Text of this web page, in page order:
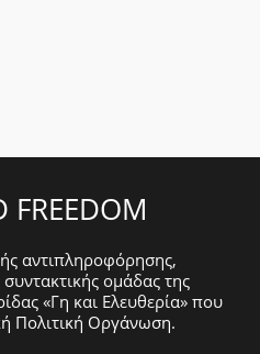
FREEDOM
αντιπληροφόρησης,
ομάδας της
«Γη και Ελευθερία» που
Πολιτική Οργάνωση.